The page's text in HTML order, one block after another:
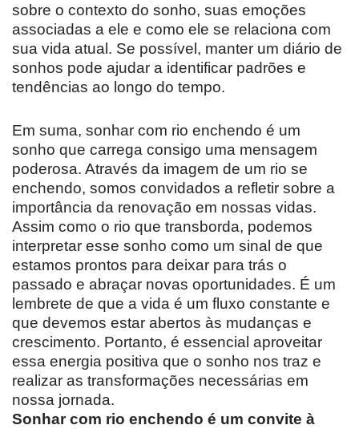
sobre o contexto do sonho, suas emoções
associadas a ele e como ele se relaciona com
sua vida atual. Se possível, manter um diário de
sonhos pode ajudar a identificar padrões e
tendências ao longo do tempo.
Em suma, sonhar com rio enchendo é um
sonho que carrega consigo uma mensagem
poderosa. Através da imagem de um rio se
enchendo, somos convidados a refletir sobre a
importância da renovação em nossas vidas.
Assim como o rio que transborda, podemos
interpretar esse sonho como um sinal de que
estamos prontos para deixar para trás o
passado e abraçar novas oportunidades. É um
lembrete de que a vida é um fluxo constante e
que devemos estar abertos às mudanças e
crescimento. Portanto, é essencial aproveitar
essa energia positiva que o sonho nos traz e
realizar as transformações necessárias em
nossa jornada.
Sonhar com rio enchendo é um convite à